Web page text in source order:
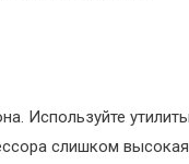
Используйте
слишком